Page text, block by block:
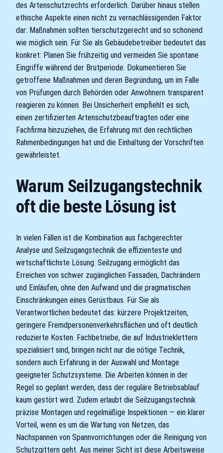
des Artenschutzrechts erforderlich. Darüber hinaus stellen
ethische Aspekte einen nicht zu vernachlässigenden Faktor
dar: Maßnahmen sollten tierschutzgerecht und so schonend
wie möglich sein. Für Sie als Gebäudebetreiber bedeutet das
konkret: Planen Sie frühzeitig und vermeiden Sie spontane
Eingriffe während der Brutperiode. Dokumentieren Sie
getroffene Maßnahmen und deren Begründung, um im Falle
von Prüfungen durch Behörden oder Anwohnern transparent
reagieren zu können. Bei Unsicherheit empfiehlt es sich,
einen zertifizierten Artenschutzbeauftragten oder eine
Fachfirma hinzuziehen, die Erfahrung mit den rechtlichen
Rahmenbedingungen hat und die Einhaltung der Vorschriften
gewährleistet.
Warum Seilzugangstechnik
oft die beste Lösung ist
In vielen Fällen ist die Kombination aus fachgerechter
Analyse und Seilzugangstechnik die effizienteste und
wirtschaftlichste Lösung. Seilzugang ermöglicht das
Erreichen von schwer zugänglichen Fassaden, Dachrändern
und Einläufen, ohne den Aufwand und die pragmatischen
Einschränkungen eines Gerüstbaus. Für Sie als
Verantwortlichen bedeutet das: kürzere Projektzeiten,
geringere Fremdpersonenverkehrsflächen und oft deutlich
reduzierte Kosten. Fachbetriebe, die auf Industrieklettern
spezialisiert sind, bringen nicht nur die nötige Technik,
sondern auch Erfahrung in der Auswahl und Montage
geeigneter Schutzsysteme. Die Arbeiten können in der
Regel so geplant werden, dass der reguläre Betriebsablauf
kaum gestört wird. Zudem erlaubt die Seilzugangstechnik
präzise Montagen und regelmäßige Inspektionen — ein klarer
Vorteil, wenn es um die Wartung von Netzen, das
Nachspannen von Spannvorrichtungen oder die Reinigung von
Schutzgittern geht. Aus meiner Sicht ist diese Arbeitsweise